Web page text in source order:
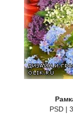
PSD |